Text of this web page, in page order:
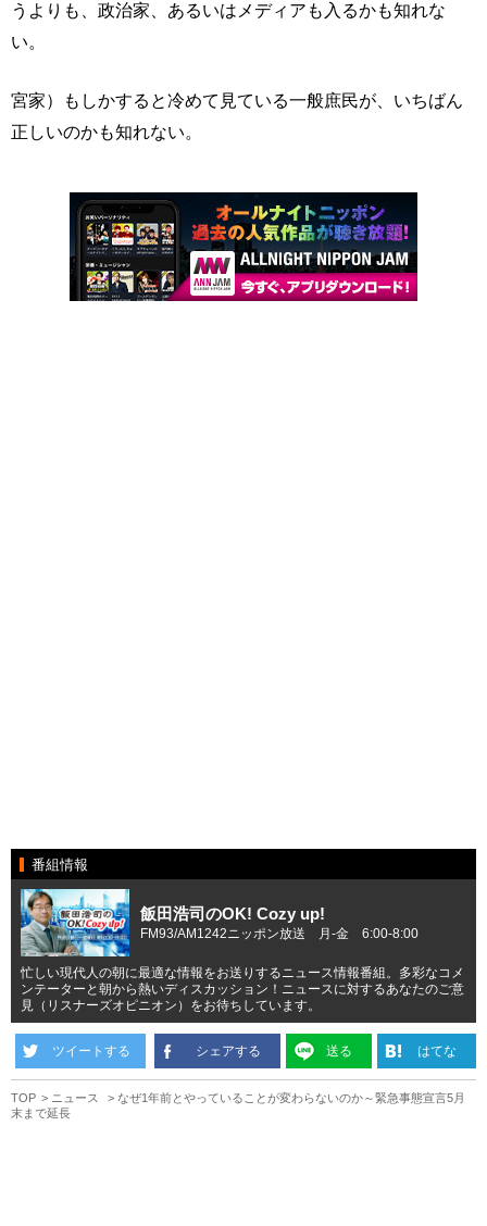
うよりも、政治家、あるいはメディアも入るかも知れな
い。
宮家）もしかすると冷めて見ている一般庶民が、いちばん
正しいのかも知れない。
番組情報
飯田浩司のOK! Cozy up!
FM93/AM1242ニッポン放送 月-金 6:00-8:00
忙しい現代人の朝に最適な情報をお送りするニュース情報番組。多彩なコメ
ンテーターと朝から熱いディスカッション！ニュースに対するあなたのご意
見（リスナーズオピニオン）をお待ちしています。
ツイートする シェアする 送る はてな
TOP ニュース
なぜ1年前とやっていることが変わらないのか～緊急事態宣言5月
末まで延長